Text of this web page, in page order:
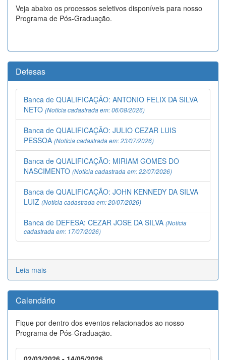
Veja abaixo os processos seletivos disponíveis para nosso
Programa de Pós-Graduação.
Defesas
Banca de QUALIFICAÇÃO: ANTONIO FELIX DA SILVA
NETO (Notícia cadastrada em: 06/08/2026)
Banca de QUALIFICAÇÃO: JULIO CEZAR LUIS
PESSOA (Notícia cadastrada em: 23/07/2026)
Banca de QUALIFICAÇÃO: MIRIAM GOMES DO
NASCIMENTO (Notícia cadastrada em: 22/07/2026)
Banca de QUALIFICAÇÃO: JOHN KENNEDY DA SILVA
LUIZ (Notícia cadastrada em: 20/07/2026)
Banca de DEFESA: CEZAR JOSE DA SILVA (Notícia
cadastrada em: 17/07/2026)
Leia mais
Calendário
Fique por dentro dos eventos relacionados ao nosso
Programa de Pós-Graduação.